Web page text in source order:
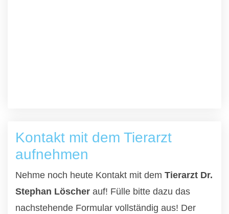
Kontakt mit dem Tierarzt
aufnehmen
Nehme noch heute Kontakt mit dem Tierarzt Dr.
Stephan Löscher auf! Fülle bitte dazu das
nachstehende Formular vollständig aus! Der